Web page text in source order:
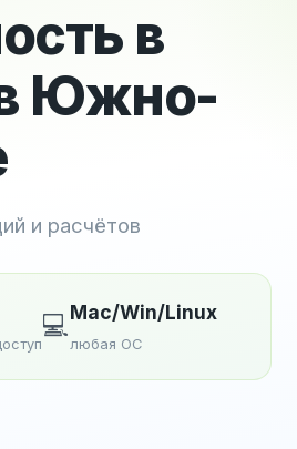
в
Южно-
и расчётов
💻Mac/Win/Linux
любая ОС